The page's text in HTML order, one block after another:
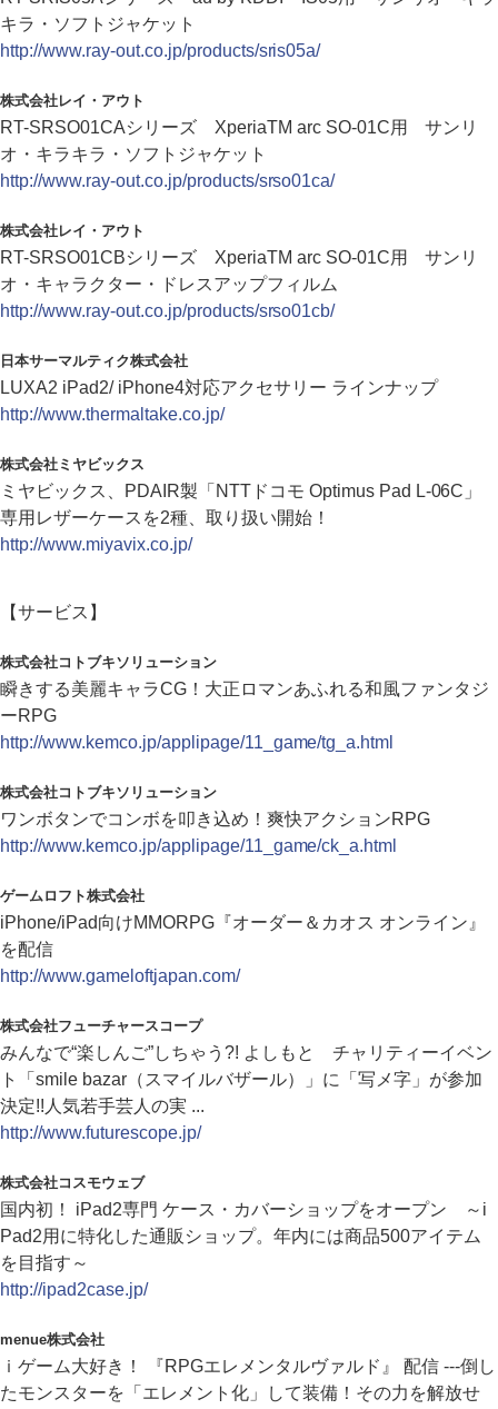
キラ・ソフトジャケット
http://www.ray-out.co.jp/products/sris05a/
株式会社レイ・アウト
RT-SRSO01CAシリーズ XperiaTM arc SO-01C用 サンリ
オ・キラキラ・ソフトジャケット
http://www.ray-out.co.jp/products/srso01ca/
株式会社レイ・アウト
RT-SRSO01CBシリーズ XperiaTM arc SO-01C用 サンリ
オ・キャラクター・ドレスアップフィルム
http://www.ray-out.co.jp/products/srso01cb/
日本サーマルティク株式会社
LUXA2 iPad2/ iPhone4対応アクセサリー ラインナップ
http://www.thermaltake.co.jp/
株式会社ミヤビックス
ミヤビックス、PDAIR製「NTTドコモ Optimus Pad L-06C」
専用レザーケースを2種、取り扱い開始！
http://www.miyavix.co.jp/
【サービス】
株式会社コトブキソリューション
瞬きする美麗キャラCG！大正ロマンあふれる和風ファンタジ
ーRPG
http://www.kemco.jp/applipage/11_game/tg_a.html
株式会社コトブキソリューション
ワンボタンでコンボを叩き込め！爽快アクションRPG
http://www.kemco.jp/applipage/11_game/ck_a.html
ゲームロフト株式会社
iPhone/iPad向けMMORPG『オーダー＆カオス オンライン』
を配信
http://www.gameloftjapan.com/
株式会社フューチャースコープ
みんなで“楽しんご”しちゃう?! よしもと チャリティーイベン
ト「smile bazar（スマイルバザール）」に「写メ字」が参加
決定!!人気若手芸人の実 ...
http://www.futurescope.jp/
株式会社コスモウェブ
国内初！ iPad2専門 ケース・カバーショップをオープン ～i
Pad2用に特化した通販ショップ。年内には商品500アイテム
を目指す～
http://ipad2case.jp/
menue株式会社
ｉゲーム大好き！ 『RPGエレメンタルヴァルド』 配信 ---倒し
たモンスターを「エレメント化」して装備！その力を解放せ